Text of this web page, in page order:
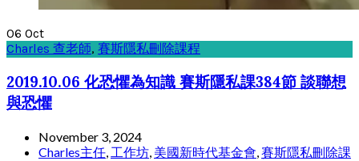
06 Oct
Charles 查老師, 賽斯隱私刪除課程
2019.10.06 化恐懼為知識 賽斯隱私課384節 談聯想
與恐懼
November 3, 2024
Charles主任, 工作坊, 美國新時代基金會,賽斯隱私刪除課